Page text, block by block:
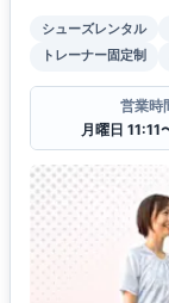
シューズレンタル
トレーナー固定制
営業時
月曜日